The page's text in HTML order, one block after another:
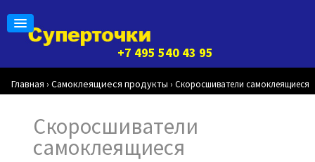
+7 495 540 43 95
Главная ›Самоклеящиеся продукты ›Скоросшиватели самоклеящиеся
Скоросшиватели
самоклеящиеся